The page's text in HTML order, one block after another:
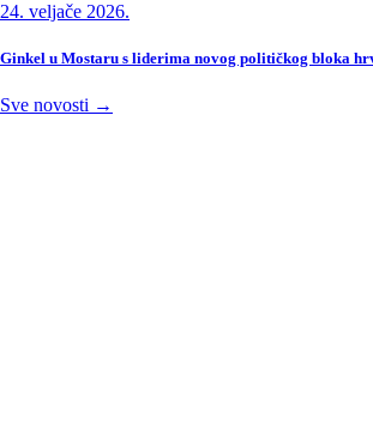
24. veljače 2026.
Ginkel u Mostaru s liderima novog političkog bloka
Sve novosti →